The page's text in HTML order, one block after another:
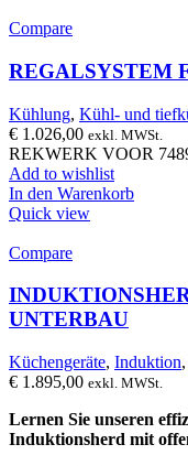
Compare
REGALSYSTEM
Kühlung, Kühl- und
€ 1.026,00 exkl. MWSt.
REKWERK VOOR
Add to wishlist
In den Warenkorb
Quick view
Compare
UNTERBAU
Küchengeräte, Induktion,
€ 1.895,00 exkl. MWSt.
Lernen Sie unseren
Induktionsherd mit